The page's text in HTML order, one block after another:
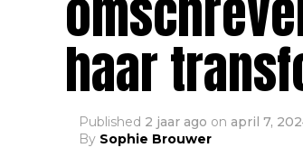
haar
Published 2 jaar ago on april 7,
By Sophie Brouwer